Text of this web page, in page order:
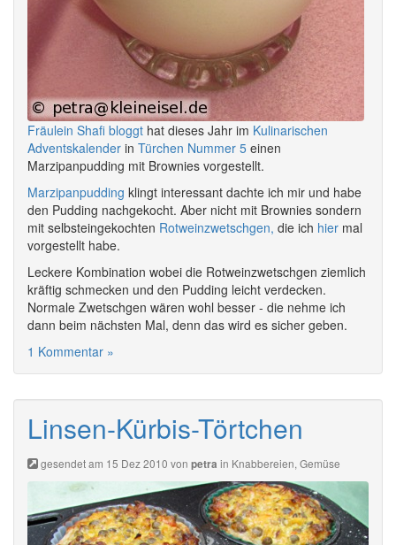
Fräulein Shafi bloggt hat dieses Jahr im Kulinarischen
Adventskalender in Türchen Nummer 5 einen
Marzipanpudding mit Brownies vorgestellt.
Marzipanpudding klingt interessant dachte ich mir und habe
den Pudding nachgekocht. Aber nicht mit Brownies sondern
mit selbsteingekochten Rotweinzwetschgen, die ich hier mal
vorgestellt habe.
Leckere Kombination wobei die Rotweinzwetschgen ziemlich
kräftig schmecken und den Pudding leicht verdecken.
Normale Zwetschgen wären wohl besser - die nehme ich
dann beim nächsten Mal, denn das wird es sicher geben.
1 Kommentar »
Linsen-Kürbis-Törtchen
gesendet am 15 Dez 2010 von petra in Knabbereien, Gemüse